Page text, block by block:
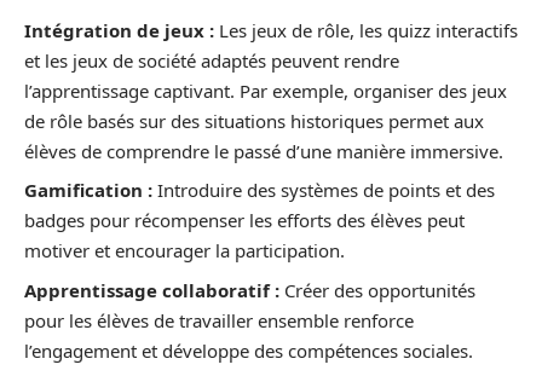
Intégration de jeux : Les jeux de rôle, les quizz interactifs
et les jeux de société adaptés peuvent rendre
l’apprentissage captivant. Par exemple, organiser des jeux
de rôle basés sur des situations historiques permet aux
élèves de comprendre le passé d’une manière immersive.
Gamification : Introduire des systèmes de points et des
badges pour récompenser les efforts des élèves peut
motiver et encourager la participation.
Apprentissage collaboratif : Créer des opportunités
pour les élèves de travailler ensemble renforce
l’engagement et développe des compétences sociales.